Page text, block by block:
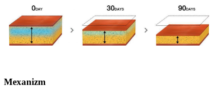
Mexanizm